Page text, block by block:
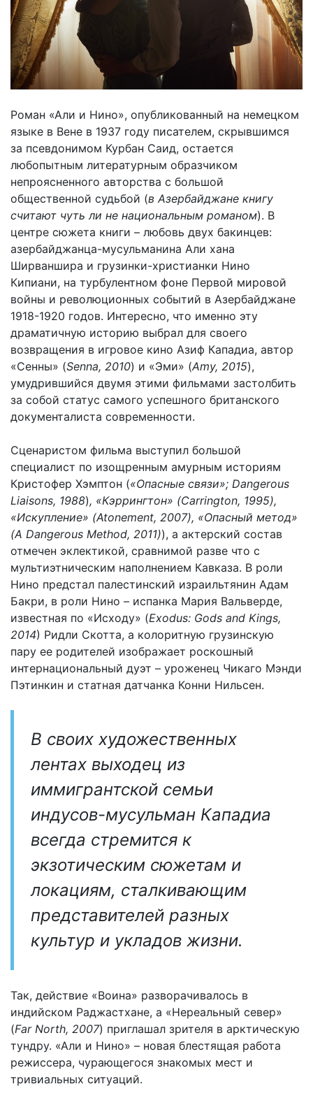
Роман «Али и Нино», опубликованный на немецком
языке в Вене в 1937 году писателем, скрывшимся
за псевдонимом Курбан Саид, остается
любопытным литературным образчиком
непроясненного авторства с большой
общественной судьбой (в Азербайджане книгу
считают чуть ли не национальным романом). В
центре сюжета книги – любовь двух бакинцев:
азербайджанца-мусульманина Али хана
Ширваншира и грузинки-христианки Нино
Кипиани, на турбулентном фоне Первой мировой
войны и революционных событий в Азербайджане
1918-1920 годов. Интересно, что именно эту
драматичную историю выбрал для своего
возвращения в игровое кино Азиф Кападиа, автор
«Сенны» (Senna, 2010) и «Эми» (Amy, 2015),
умудрившийся двумя этими фильмами застолбить
за собой статус самого успешного британского
документалиста современности.
Сценаристом фильма выступил большой
специалист по изощренным амурным историям
Кристофер Хэмптон («Опасные связи»; Dangerous
Liaisons, 1988), «Кэррингтон» (Carrington, 1995),
«Искупление» (Atonement, 2007), «Опасный метод»
(A Dangerous Method, 2011)), а актерский состав
отмечен эклектикой, сравнимой разве что с
мультиэтническим наполнением Кавказа. В роли
Нино предстал палестинский израильтянин Адам
Бакри, в роли Нино – испанка Мария Вальверде,
известная по «Исходу» (Exodus: Gods and Kings,
2014) Ридли Скотта, а колоритную грузинскую
пару ее родителей изображает роскошный
интернациональный дуэт – уроженец Чикаго Мэнди
Пэтинкин и статная датчанка Конни Нильсен.
В своих художественных
лентах выходец из
иммигрантской семьи
индусов-мусульман Кападиа
всегда стремится к
экзотическим сюжетам и
локациям, сталкивающим
представителей разных
культур и укладов жизни.
Так, действие «Воина» разворачивалось в
индийском Раджастхане, а «Нереальный север»
(Far North, 2007) приглашал зрителя в арктическую
тундру. «Али и Нино» – новая блестящая работа
режиссера, чурающегося знакомых мест и
тривиальных ситуаций.